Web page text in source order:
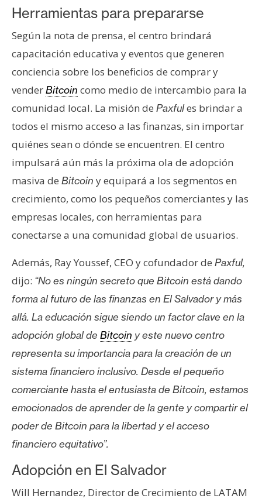
i
s
N
o
t
a
s
d
e
P
r
n
s
T
e
m
a
s
R
e
c
r
s
o
s
Herramientas para prepararse
Según la nota de prensa, el centro brindará
capacitación educativa y eventos que generen
conciencia sobre los beneficios de comprar y
venderBitcoin como medio de intercambio para la
comunidad local. La misión de Paxfules brindar a
todos el mismo acceso a las finanzas, sin importar
quiénes sean o dónde se encuentren. El centro
impulsará aún más la próxima ola de adopción
masiva de Bitcoin y equipará a los segmentos en
crecimiento, como los pequeños comerciantes y las
empresas locales, con herramientas para
conectarse a una comunidad global de usuarios.
Además, Ray Youssef, CEO y cofundador de Paxful,
dijo: “No es ningún secreto que Bitcoin está dando
forma al futuro de las finanzas en El Salvador y más
allá. La educación sigue siendo un factor clave en la
adopción global de Bitcoin y este nuevo centro
representa su importancia para la creación de un
sistema financiero inclusivo. Desde el pequeño
comerciante hasta el entusiasta de Bitcoin, estamos
emocionados de aprender de la gente y compartir el
poder de Bitcoin para la libertad y el acceso
financiero equitativo”.
Adopción en El Salvador
Will Hernandez, Director de Crecimiento de LATAM